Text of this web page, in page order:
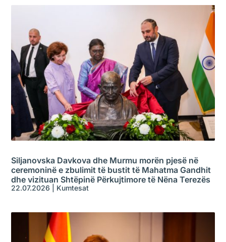
Siljanovska Davkova dhe Murmu morën pjesë në
ceremoninë e zbulimit të bustit të Mahatma Gandhit
dhe vizituan Shtëpinë Përkujtimore të Nëna Terezës
22.07.2026 Kumtesat